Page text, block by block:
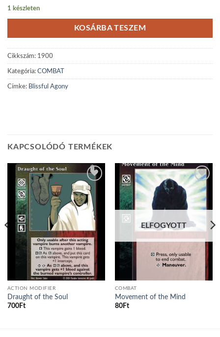
1 készleten
KOSÁRBA TESZEM
Cikkszám: 1900
Kategória: COMBAT
Címke: Blissful Agony
KAPCSOLÓDÓ TERMÉKEK
Add to
wishlist
ACTION MODIFIER
Draught of the Soul
700Ft
Add to
wishlist
ELFOGYOTT
COMBAT
Movement of the Mind
80Ft